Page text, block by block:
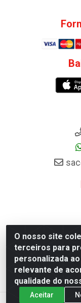
O nosso site
terceiros para
personalizada
relevante de
qualidade do
Aceitar
Distribuidora de
km 87 -